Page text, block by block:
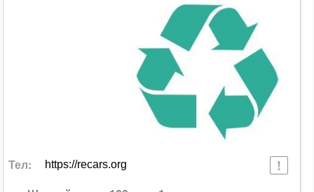
Тел: https://recars.org